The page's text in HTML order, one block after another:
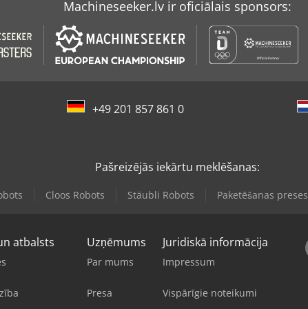
Machineseeker.lv ir oficiālais sponsors:
+49 201 857 861 0
Pašreizējās iekārtu meklēšanas:
Cloos Robots Stäubli Robots Paketēšanas preses
atbalsts Uzņēmums
Par mums
Presa
Juridiskā informācija
Impressum
Vispārīgie noteikumi